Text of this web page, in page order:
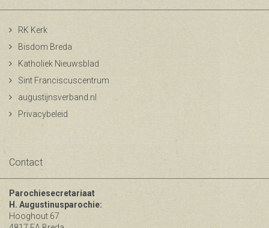
RK Kerk
Bisdom Breda
Katholiek Nieuwsblad
Sint Franciscuscentrum
augustijnsverband.nl
Privacybeleid
Contact
Parochiesecretariaat
H. Augustinusparochie:
Hooghout 67